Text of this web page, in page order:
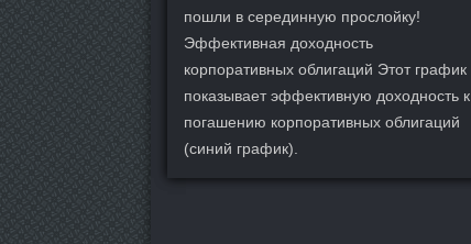
пошли в серединную прослойку!
Эффективная доходность
корпоративных облигаций Этот график
показывает эффективную доходность к
погашению корпоративных облигаций
(синий график).